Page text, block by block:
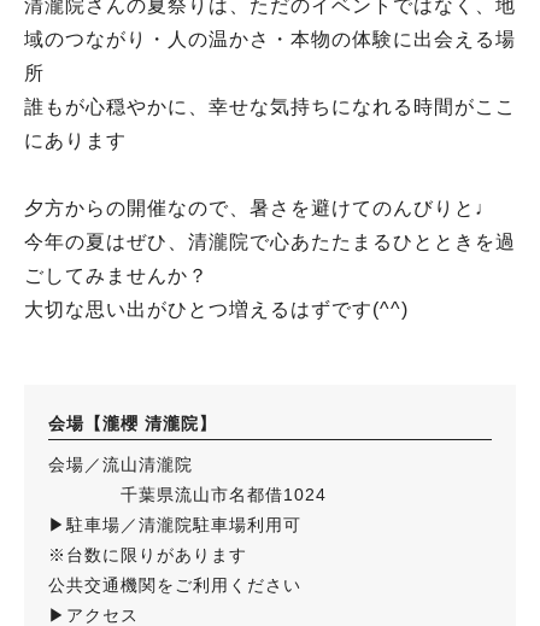
清瀧院さんの夏祭りは、ただのイベントではなく、地
域のつながり・人の温かさ・本物の体験に出会える場
所
誰もが心穏やかに、幸せな気持ちになれる時間がここ
にあります
夕方からの開催なので、暑さを避けてのんびりと♩
今年の夏はぜひ、清瀧院で心あたたまるひとときを過
ごしてみませんか？
大切な思い出がひとつ増えるはずです(^^)
会場【瀧櫻 清瀧院】
会場／流山清瀧院
千葉県流山市名都借1024
▶︎駐車場／清瀧院駐車場利用可
※台数に限りがあります
公共交通機関をご利用ください
▶︎アクセス